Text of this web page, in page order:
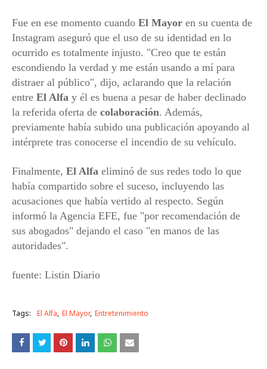
Fue en ese momento cuando El Mayor en su cuenta de
Instagram aseguró que el uso de su identidad en lo
ocurrido es totalmente injusto. "Creo que te están
escondiendo la verdad y me están usando a mí para
distraer al público", dijo, aclarando que la relación
entre El Alfa y él es buena a pesar de haber declinado
la referida oferta de colaboración. Además,
previamente había subido una publicación apoyando al
intérprete tras conocerse el incendio de su vehículo.
Finalmente, El Alfa eliminó de sus redes todo lo que
había compartido sobre el suceso, incluyendo las
acusaciones que había vertido al respecto. Según
informó la Agencia EFE, fue "por recomendación de
sus abogados" dejando el caso "en manos de las
autoridades".
fuente: Listin Diario
Tags: El Alfa El Mayor Entretenimiento